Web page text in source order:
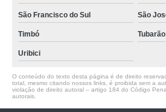
São Francisco do Sul São
Timbó Tubarão
Uribici
O conteúdo do texto desta página é de direito
total, mesmo citando nossos links, é proibida sem a
violação de direito autoral – artigo 184 do Código
autorais